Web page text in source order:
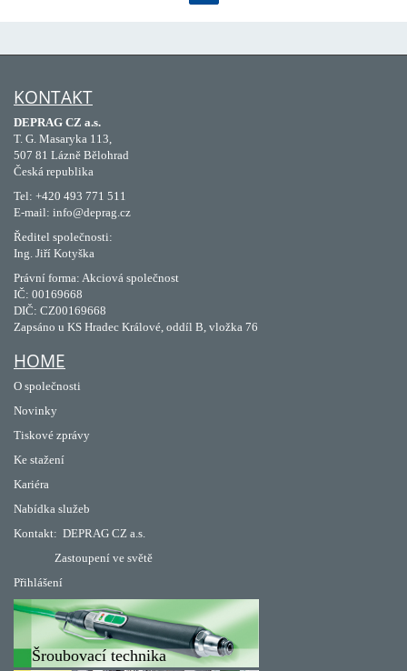
KONTAKT
DEPRAG CZ a.s.
T. G. Masaryka 113,
507 81 Lázně Bělohrad
Česká republika
Tel: +420 493 771 511
E-mail: info@deprag.cz
Ředitel společnosti:
Ing. Jiří Kotyška
Právní forma: Akciová společnost
IČ: 00169668
DIČ: CZ00169668
Zapsáno u KS Hradec Králové, oddíl B, vložka 76
HOME
O společnosti
Novinky
Tiskové zprávy
Ke stažení
Kariéra
Nabídka služeb
Kontakt: DEPRAG CZ a.s.
Zastoupení ve světě
Přihlášení
Šroubovací technika